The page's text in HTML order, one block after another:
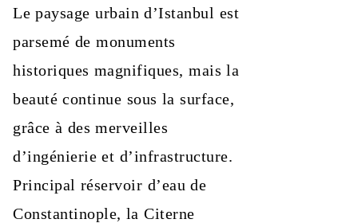
Le paysage urbain d’Istanbul est
parsemé de monuments
historiques magnifiques, mais la
beauté continue sous la surface,
grâce à des merveilles
d’ingénierie et d’infrastructure.
Principal réservoir d’eau de
Constantinople, la Citerne